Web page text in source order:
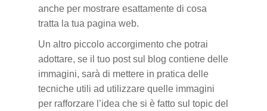
anche per mostrare esattamente di cosa
tratta la tua pagina web.
Un altro piccolo accorgimento che potrai
adottare, se il tuo post sul blog contiene delle
immagini, sarà di mettere in pratica delle
tecniche utili ad utilizzare quelle immagini
per rafforzare l’idea che si è fatto sul topic del